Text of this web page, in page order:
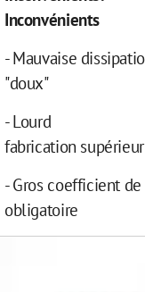
Inconvénients
- Mauvaise
"doux"
- Lourd
fabrication supérieur
- Gros
obligatoire